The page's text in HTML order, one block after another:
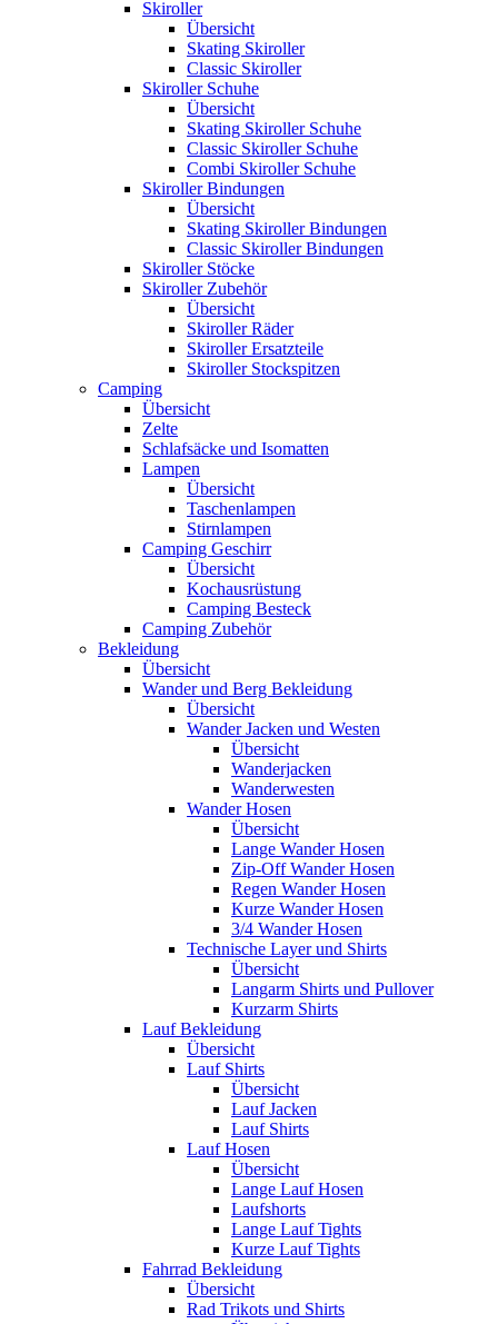
Skiroller
Übersicht
Skating Skiroller
Classic Skiroller
Skiroller Schuhe
Übersicht
Skating Skiroller Schuhe
Classic Skiroller Schuhe
Combi Skiroller Schuhe
Skiroller Bindungen
Übersicht
Skating Skiroller Bindungen
Classic Skiroller Bindungen
Skiroller Stöcke
Skiroller Zubehör
Übersicht
Skiroller Räder
Skiroller Ersatzteile
Skiroller Stockspitzen
Camping
Übersicht
Zelte
Schlafsäcke und Isomatten
Lampen
Übersicht
Taschenlampen
Stirnlampen
Camping Geschirr
Übersicht
Kochausrüstung
Camping Besteck
Camping Zubehör
Bekleidung
Übersicht
Wander und Berg Bekleidung
Übersicht
Wander Jacken und Westen
Übersicht
Wanderjacken
Wanderwesten
Wander Hosen
Übersicht
Lange Wander Hosen
Zip-Off Wander Hosen
Regen Wander Hosen
Kurze Wander Hosen
3/4 Wander Hosen
Technische Layer und Shirts
Übersicht
Langarm Shirts und Pullover
Kurzarm Shirts
Lauf Bekleidung
Übersicht
Lauf Shirts
Übersicht
Lauf Jacken
Lauf Shirts
Lauf Hosen
Übersicht
Lange Lauf Hosen
Laufshorts
Lange Lauf Tights
Kurze Lauf Tights
Fahrrad Bekleidung
Übersicht
Rad Trikots und Shirts